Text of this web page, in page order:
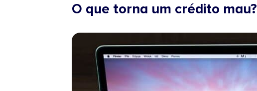
O que torna um crédito mau?